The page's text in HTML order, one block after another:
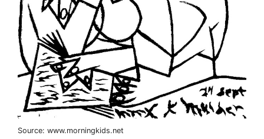
Source: www.morningkids.net